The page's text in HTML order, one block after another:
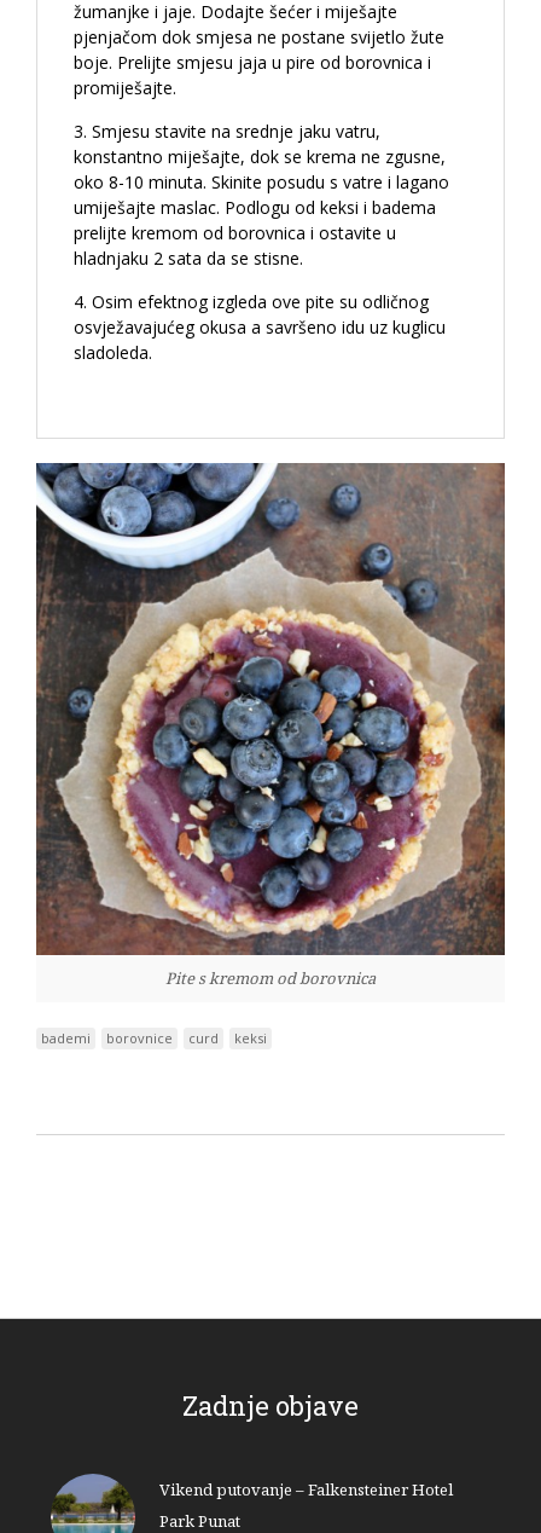
žumanjke i jaje. Dodajte šećer i miješajte
pjenjačom dok smjesa ne postane svijetlo žute
boje. Prelijte smjesu jaja u pire od borovnica i
promiješajte.
Smjesu stavite na srednje jaku vatru,
konstantno miješajte, dok se krema ne zgusne,
oko 8-10 minuta. Skinite posudu s vatre i lagano
umiješajte maslac. Podlogu od keksi i badema
prelijte kremom od borovnica i ostavite u
hladnjaku 2 sata da se stisne.
Osim efektnog izgleda ove pite su odličnog
osvježavajućeg okusa a savršeno idu uz kuglicu
sladoleda.
Pite s kremom od borovnica
bademi borovnice curd keksi
Zadnje objave
Vikend putovanje – Falkensteiner Hotel
Park Punat